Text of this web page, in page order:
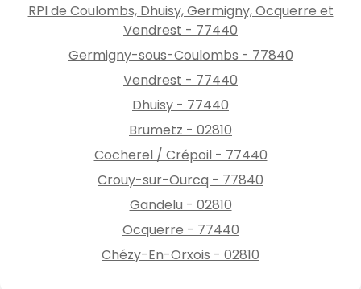
RPI de Coulombs, Dhuisy, Germigny, Ocquerre et
Vendrest - 77440
Germigny-sous-Coulombs - 77840
Vendrest - 77440
Dhuisy - 77440
Brumetz - 02810
Cocherel / Crépoil - 77440
Crouy-sur-Ourcq - 77840
Gandelu - 02810
Ocquerre - 77440
Chézy-En-Orxois - 02810